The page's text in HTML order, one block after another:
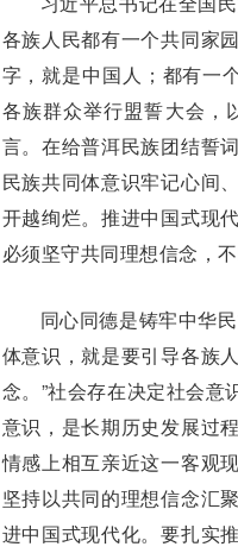
各族人民都有一个共同家
字，就是中国人；都有一
各族群众举行盟誓大会，
言。在给普洱民族团结誓
民族共同体意识牢记心间
开越绚烂。推进中国式现
必须坚守共同理想信念，
同心同德是铸牢中华
体意识，就是要引导各族
念。”社会存在决定社会
意识，是长期历史发展过
情感上相互亲近这一客观
坚持以共同的理想信念汇
进中国式现代化。要扎实